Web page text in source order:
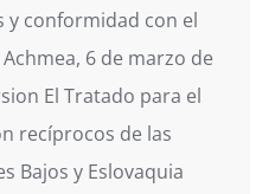
y conformidad con el
6 de marzo de
El Tratado para el
recíprocos de las
Bajos y Eslovaquia